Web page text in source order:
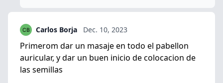
Carlos Borja Dec. 10, 2023
Primerom dar un masaje en todo el pabellon
auricular, y dar un buen inicio de colocacion de
las semillas